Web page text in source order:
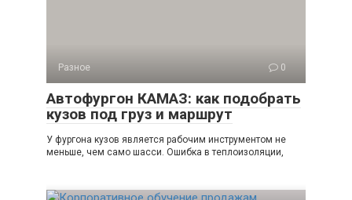
Разное 0
Автофургон КАМАЗ: как подобрать
кузов под груз и маршрут
У фургона кузов является рабочим инструментом не
меньше, чем само шасси. Ошибка в теплоизоляции,